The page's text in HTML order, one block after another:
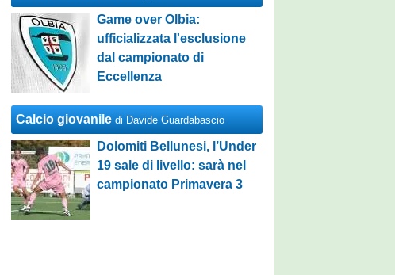
Game over Olbia:
ufficializzata l'esclusione
dal campionato di
Eccellenza
Calcio giovanile di Davide Guardabascio
Dolomiti Bellunesi, l’Under
19 sale di livello: sarà nel
campionato Primavera 3